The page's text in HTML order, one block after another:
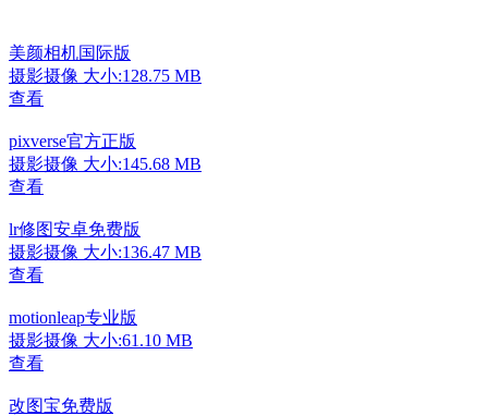
美颜相机国际版
摄影摄像 大小:128.75 MB
查看
pixverse官方正版
摄影摄像 大小:145.68 MB
查看
lr修图安卓免费版
摄影摄像 大小:136.47 MB
查看
motionleap专业版
摄影摄像 大小:61.10 MB
查看
改图宝免费版